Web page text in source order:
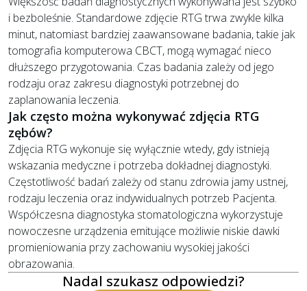
i bezboleśnie. Standardowe zdjęcie RTG trwa zwykle kilka
minut, natomiast bardziej zaawansowane badania, takie jak
tomografia komputerowa CBCT, mogą wymagać nieco
dłuższego przygotowania. Czas badania zależy od jego
rodzaju oraz zakresu diagnostyki potrzebnej do
zaplanowania leczenia.
Jak często można wykonywać zdjęcia RTG
zębów?
Zdjęcia RTG wykonuje się wyłącznie wtedy, gdy istnieją
wskazania medyczne i potrzeba dokładnej diagnostyki.
Częstotliwość badań zależy od stanu zdrowia jamy ustnej,
rodzaju leczenia oraz indywidualnych potrzeb Pacjenta.
Współczesna diagnostyka stomatologiczna wykorzystuje
nowoczesne urządzenia emitujące możliwie niskie dawki
promieniowania przy zachowaniu wysokiej jakości
obrazowania.
Nadal szukasz odpowiedzi?